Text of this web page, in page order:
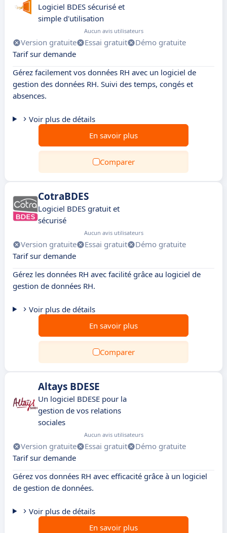
Logiciel BDES sécurisé et
simple d'utilisation
Aucun avis utilisateurs
Version gratuite Essai gratuit
Démo gratuite
Tarif sur demande
Gérez facilement vos données RH avec un logiciel de
gestion des données RH. Suivi des temps, congés et
absences.
Voir plus de détails
En savoir plus
Comparer
CotraBDES
Logiciel BDES gratuit et
sécurisé
Aucun avis utilisateurs
Version gratuite Essai gratuit
Démo gratuite
Tarif sur demande
Gérez les données RH avec facilité grâce au logiciel de
gestion de données RH.
Voir plus de détails
En savoir plus
Comparer
Altays BDESE
Un logiciel BDESE pour la
gestion de vos relations
sociales
Aucun avis utilisateurs
Version gratuite Essai gratuit
Démo gratuite
Tarif sur demande
Gérez vos données RH avec efficacité grâce à un logiciel
de gestion de données.
Voir plus de détails
En savoir plus